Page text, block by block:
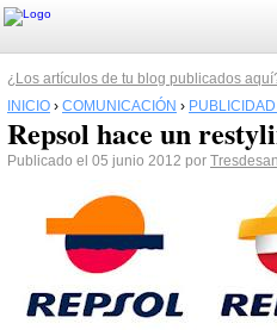
¿Los artículos de tu blog publicados
INICIO › COMUNICACIÓN ›
Repsol hace un
Publicado el 05 junio 2012 por